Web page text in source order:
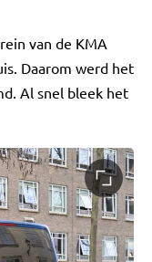
van de KMA
Daarom werd het
Al snel bleek het